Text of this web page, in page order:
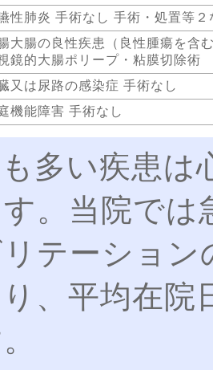
性肺炎 手術なし 手術・処置等２
大腸の良性疾患（良性腫瘍を含
鏡的大腸ポリープ・粘膜切除術
又は尿路の感染症 手術なし
機能障害 手術なし
多い疾患は
。当院では
テーション
、平均在院